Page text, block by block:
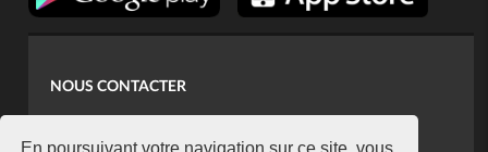
En poursuivant votre navigation sur ce site, vous
NOUS CONTACTER